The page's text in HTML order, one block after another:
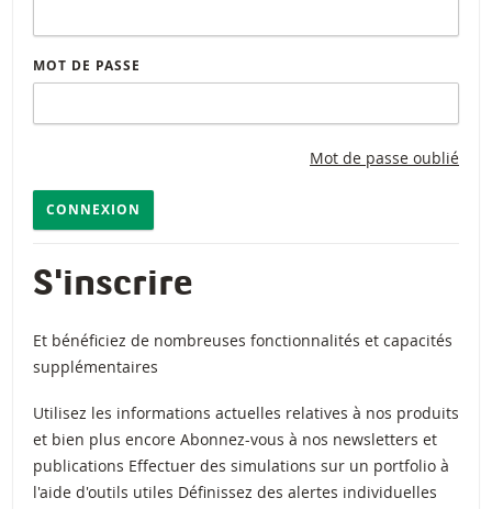
MOT DE PASSE
Mot de passe oublié
CONNEXION
S'inscrire
Et bénéficiez de nombreuses fonctionnalités et capacités
supplémentaires
Utilisez les informations actuelles relatives à nos produits
et bien plus encore Abonnez-vous à nos newsletters et
publications Effectuer des simulations sur un portfolio à
l'aide d'outils utiles Définissez des alertes individuelles